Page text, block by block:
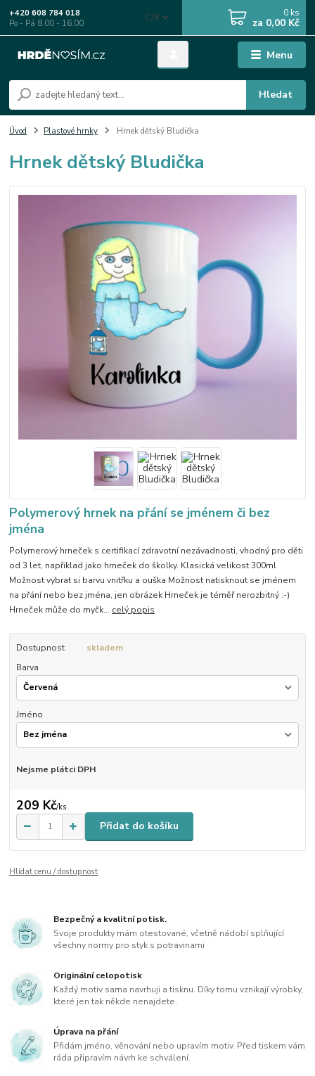
Menu
CZK
Hledat
+420 608 784 018
Po - Pá 8.00 - 16.00
0 ks
za 0,00 Kč
Úvod Plastové hrnky Hrnek dětský Bludička
Hrnek dětský Bludička
Polymerový hrnek na přání se jménem či bez
jména
Polymerový hrneček s certifikací zdravotní nezávadnosti, vhodný pro děti
od 3 let, napřiklad jako hrneček do školky. Klasická velikost 300ml
Možnost vybrat si barvu vnitřku a ouška Možnost natisknout se jménem
na přání nebo bez jména, jen obrázek Hrneček je téměř nerozbitný :-)
Hrneček může do myčk... celý popis
Dostupnost
skladem
Barva
Jméno
Nejsme plátci DPH
209 Kč/ks
Přidat do košíku
Hlídat cenu / dostupnost
Bezpečný a kvalitní potisk.
Svoje produkty mám otestované, včetně nádobí splňující
všechny normy pro styk s potravinami
Originální celopotisk
Každý motiv sama navrhuji a tisknu. Díky tomu vznikají výrobky,
které jen tak někde nenajdete.
Úprava na přání
Přidám jméno, věnování nebo upravím motiv. Před tiskem vám
ráda připravím návrh ke schválení.